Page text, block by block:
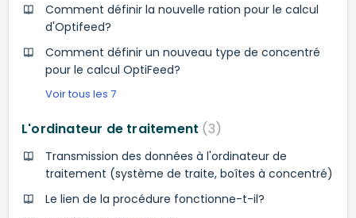
Comment définir la nouvelle ration pour le calcul
d'Optifeed?
Comment définir un nouveau type de concentré
pour le calcul OptiFeed?
Voir tous les 7
L'ordinateur de traitement 3
Transmission des données à l'ordinateur de
traitement (système de traite, boîtes à concentré)
Le lien de la procédure fonctionne-t-il?